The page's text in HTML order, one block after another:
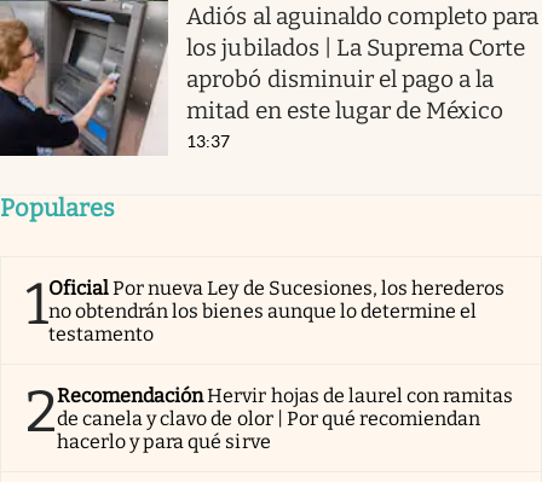
Adiós al aguinaldo completo para
los jubilados | La Suprema Corte
aprobó disminuir el pago a la
mitad en este lugar de México
13:37
Populares
1OficialPor nueva Ley de Sucesiones, los herederos
no obtendrán los bienes aunque lo determine el
testamento
2RecomendaciónHervir hojas de laurel con ramitas
de canela y clavo de olor | Por qué recomiendan
hacerlo y para qué sirve